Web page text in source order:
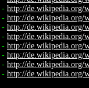
- http://de.wikipedia.org/
- http://de.wikipedia.org/
- http://de.wikipedia.org/
- http://de.wikipedia.org/
- http://de.wikipedia.org/
- http://de.wikipedia.org/
- http://de.wikipedia.org/
- http://de.wikipedia.org/